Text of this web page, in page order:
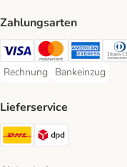
Zahlungsarten
Visa Payment Method
MastercardAmerican
Rechnung
Rechnung Payment Method
Bankeinzug
Bankeinzug
Lieferservice
DHL Shipping Method